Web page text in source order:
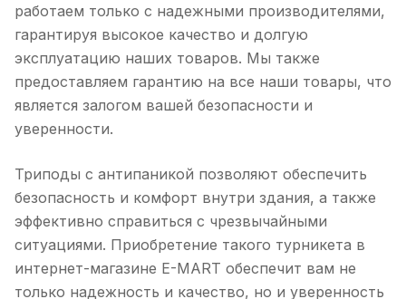
работаем только с надежными производителями,
гарантируя высокое качество и долгую
эксплуатацию наших товаров. Мы также
предоставляем гарантию на все наши товары, что
является залогом вашей безопасности и
уверенности.
Триподы с антипаникой позволяют обеспечить
безопасность и комфорт внутри здания, а также
эффективно справиться с чрезвычайными
ситуациями. Приобретение такого турникета в
интернет-магазине E-MART обеспечит вам не
только надежность и качество, но и уверенность